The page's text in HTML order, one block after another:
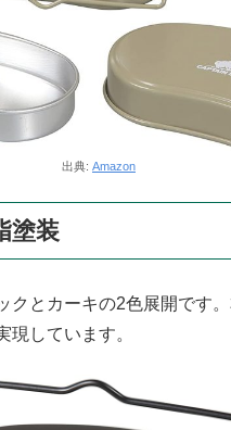
出典: Amazon
塗装
クとカーキの2色展開です
しています。